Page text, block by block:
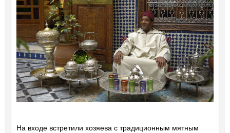
На входе встретили хозяева с традиционным мятным